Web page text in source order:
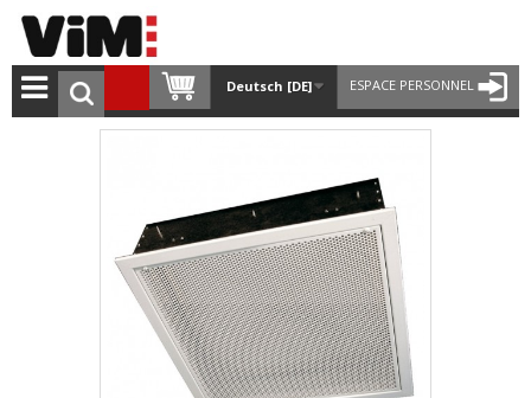
ESPACE PERSONNEL
Deutsch [DE]